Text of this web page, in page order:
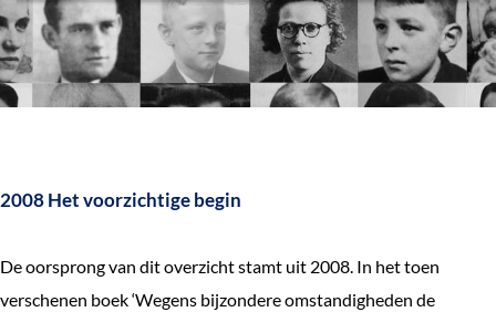
Z
o
e
k
2008 Het voorzichtige begin
De oorsprong van dit overzicht stamt uit 2008. In het toen
verschenen boek ‘Wegens bijzondere omstandigheden de